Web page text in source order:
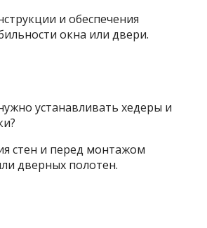
и обеспечения
окна или двери.
устанавливать хедеры и
стен и перед монтажом
дверных полотен.